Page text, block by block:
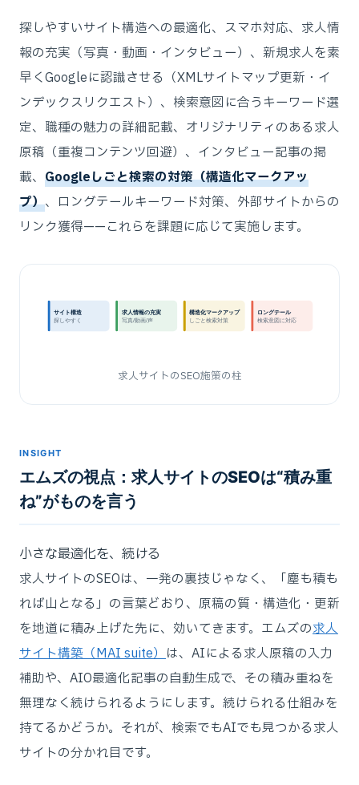
探しやすいサイト構造への最適化、スマホ対応、求人情
報の充実（写真・動画・インタビュー）、新規求人を素
早くGoogleに認識させる（XMLサイトマップ更新・イ
ンデックスリクエスト）、検索意図に合うキーワード選
定、職種の魅力の詳細記載、オリジナリティのある求人
原稿（重複コンテンツ回避）、インタビュー記事の掲
載、 Googleしごと検索の対策（構造化マークアッ
プ）、ロングテールキーワード対策、外部サイトからの
リンク獲得——これらを課題に応じて実施します。
サイト構造
探しやすく
求人情報の充実
写真/動画/声
構造化マークアップ
しごと検索対策
ロングテール
検索意図に対応
求人サイトのSEO施策の柱
INSIGHT
エムズの視点：求人サイトのSEOは“積み重
ね”がものを言う
小さな最適化を、続ける
求人サイトのSEOは、一発の裏技じゃなく、「塵も積も
れば山となる」の言葉どおり、原稿の質・構造化・更新
を地道に積み上げた先に、効いてきます。エムズの求人
サイト構築（MAI suite）は、AIによる求人原稿の入力
補助や、AIO最適化記事の自動生成で、その積み重ねを
無理なく続けられるようにします。続けられる仕組みを
持てるかどうか。それが、検索でもAIでも見つかる求人
サイトの分かれ目です。